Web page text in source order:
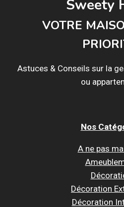
Sweety
VOTRE
Astuces & Conseils sur la
ou
Nos
A ne pas
Décoration
Décoration